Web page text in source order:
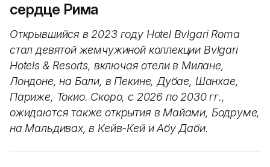
сердце Рима
Открывшийся в 2023 году Hotel Bvlgari Roma
стал девятой жемчужиной коллекции Bvlgari
Hotels & Resorts, включая отели в Милане,
Лондоне, на Бали, в Пекине, Дубае, Шанхае,
Париже, Токио. Скоро, с 2026 по 2030 гг.,
ожидаются также открытия в Майами, Бодруме,
на Мальдивах, в Кейв-Кей и Абу Даби.